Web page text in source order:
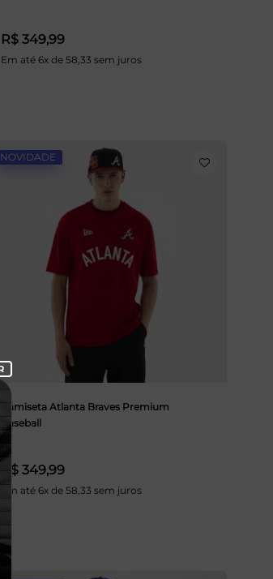
R$ 349,99
Em até 6x de 58,33 sem juros
NOVIDADE
Camiseta Atlanta Braves Premium
Baseball
R$ 349,99
Em até 6x de 58,33 sem juros